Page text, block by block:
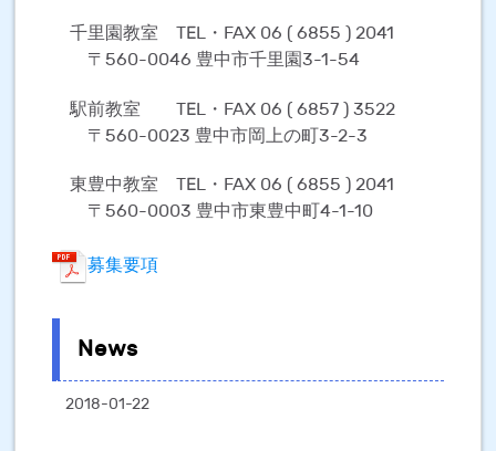
千里園教室 TEL・FAX 06 ( 6855 ) 2041
〒560-0046 豊中市千里園3-1-54
駅前教室 TEL・FAX 06 ( 6857 ) 3522
〒560-0023 豊中市岡上の町3-2-3
東豊中教室 TEL・FAX 06 ( 6855 ) 2041
〒560-0003 豊中市東豊中町4-1-10
募集要項
News
2018-01-22